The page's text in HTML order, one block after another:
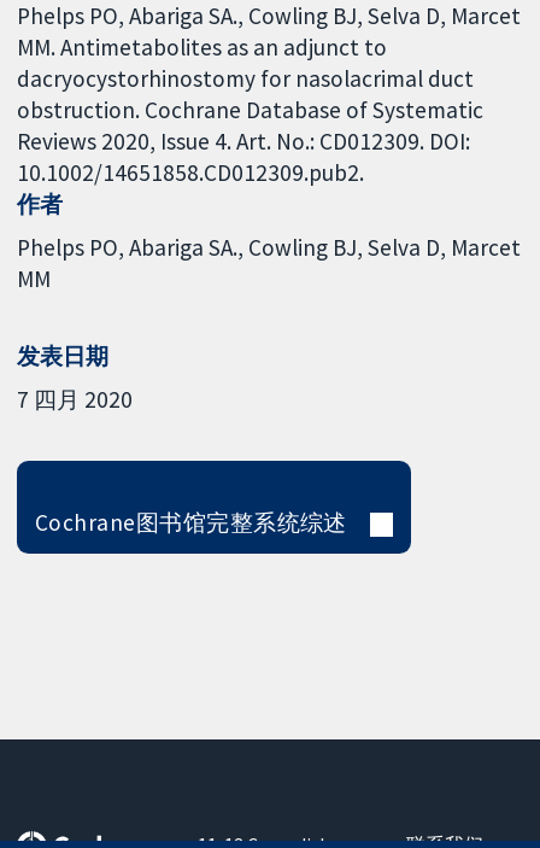
Phelps PO, Abariga SA., Cowling BJ, Selva D, Marcet
MM. Antimetabolites as an adjunct to
dacryocystorhinostomy for nasolacrimal duct
obstruction. Cochrane Database of Systematic
Reviews 2020, Issue 4. Art. No.: CD012309. DOI:
10.1002/14651858.CD012309.pub2.
作者
Phelps PO Abariga SA. Cowling BJ Selva D Marcet
MM
发表日期
7 四月 2020
Cochrane图书馆完整系统综述